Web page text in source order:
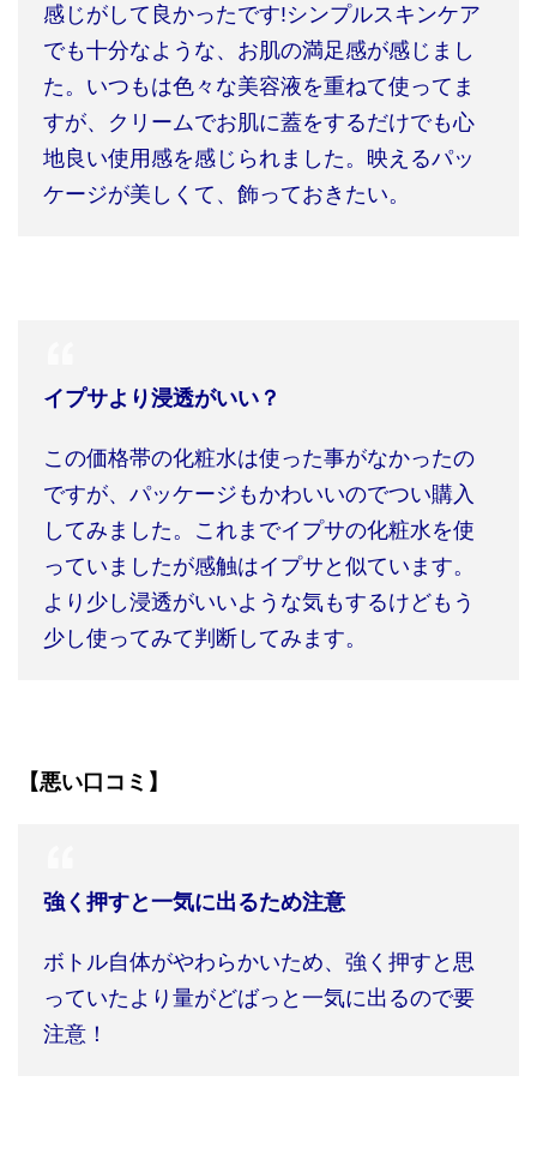
感じがして良かったです!シンプルスキンケア
でも十分なような、お肌の満足感が感じまし
た。いつもは色々な美容液を重ねて使ってま
すが、クリームでお肌に蓋をするだけでも心
地良い使用感を感じられました。映えるパッ
ケージが美しくて、飾っておきたい。
イプサより浸透がいい？
この価格帯の化粧水は使った事がなかったの
ですが、パッケージもかわいいのでつい購入
してみました。これまでイプサの化粧水を使
っていましたが感触はイプサと似ています。
より少し浸透がいいような気もするけどもう
少し使ってみて判断してみます。
【悪い口コミ】
強く押すと一気に出るため注意
ボトル自体がやわらかいため、強く押すと思
っていたより量がどばっと一気に出るので要
注意！